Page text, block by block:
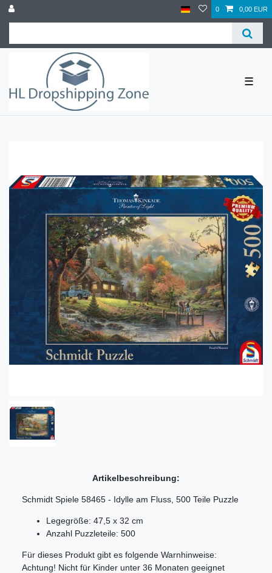
0 0,00 EUR
☰
Artikelbeschreibung:
Schmidt Spiele 58465 - Idylle am Fluss, 500 Teile Puzzle
Legegröße: 47,5 x 32 cm
Anzahl Puzzleteile: 500
Für dieses Produkt gibt es folgende Warnhinweise:
Achtung! Nicht für Kinder unter 36 Monaten geeignet